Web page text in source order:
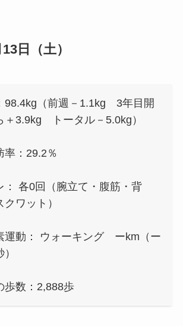
日（土）
98.4kg（前週－1.1kg 3年目開
＋3.9kg トータル－5.0kg）
率：29.2％
： 各0回（腕立て・腹筋・背
クワット）
運動： ウォーキング ーkm（ー
歩数：2,888歩